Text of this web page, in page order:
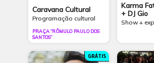
Caravana Cultural
Programação cultural
PRAÇA “RÔMULO PAULO DOS
SANTOS”
Karma
+ DJ Gio
Show +
GRÁTIS